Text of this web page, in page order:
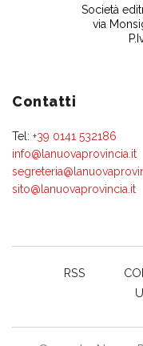
Società
via
Contatti
Tel: +39 0141 532186
info@lanuovaprovincia.it
sito@lanuovaprovincia.it
RSS